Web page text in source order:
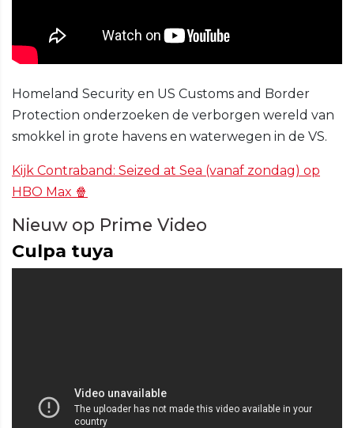
Homeland Security en US Customs and Border
Protection onderzoeken de verborgen wereld van
smokkel in grote havens en waterwegen in de VS.
Kijk Contraband: Seized at Sea (vanaf zondag) op
HBO Max 🍿
Nieuw op Prime Video
Culpa tuya